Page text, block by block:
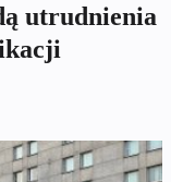
utrudnienia